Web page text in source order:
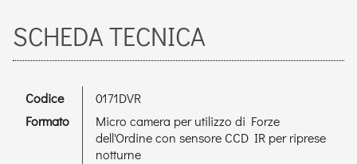
SCHEDA TECNICA
Codice
0171DVR
Formato
Micro camera per utilizzo di Forze
dell'Ordine con sensore CCD IR per riprese
notturne